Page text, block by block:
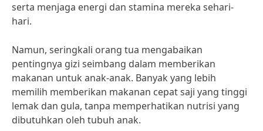
serta menjaga energi dan stamina mereka sehari-
hari.
Namun, seringkali orang tua mengabaikan
pentingnya gizi seimbang dalam memberikan
makanan untuk anak-anak. Banyak yang lebih
memilih memberikan makanan cepat saji yang tinggi
lemak dan gula, tanpa memperhatikan nutrisi yang
dibutuhkan oleh tubuh anak.